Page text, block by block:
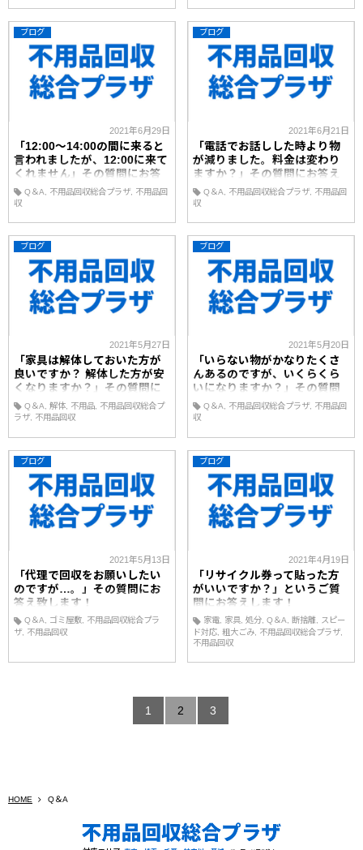
ブログ
2021年6月29日
「12:00～14:00の間に来ると
言われましたが、12:00に来て
くれません」その質問にお答
え致します！
Q＆A 不用品回収総合プラザ
不用品回
収
ブログ
2021年6月21日
「電話でお話しした時より物
が減りました。料金は変わり
ますか？」その質問にお答え
致します！
Q＆A 不用品回収総合プラザ
不用品回
収
ブログ
2021年5月27日
「家具は解体しておいた方が
良いですか？ 解体した方が安
くなりますか？」その質問に
お答えします！
Q＆A 解体 不用品
不用品回収総合プ
ラザ
不用品回収
ブログ
2021年5月20日
「いらない物がかなりたくさ
んあるのですが、いくらくら
いになりますか？」その質問
にお答え致します！
Q＆A 不用品回収総合プラザ
不用品回
収
ブログ
2021年5月13日
「代理で回収をお願いしたい
のですが…。」その質問にお
答え致します！
Q＆A ゴミ屋敷
不用品回収総合プラ
ザ
不用品回収
ブログ
2021年4月19日
「リサイクル券って貼った方
がいいですか？」というご質
問にお答えします！
家電 家具 処分 Q＆A 断捨離
スピー
ド対応 粗大ごみ
不用品回収総合プラザ
不用品回収
1 2 3
HOME Q＆A